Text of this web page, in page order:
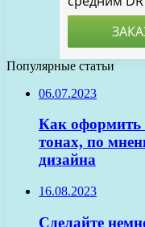
Популярные статьи
06.07.2023
Как оформить
тонах, по
дизайна
16.08.2023
Сделайте